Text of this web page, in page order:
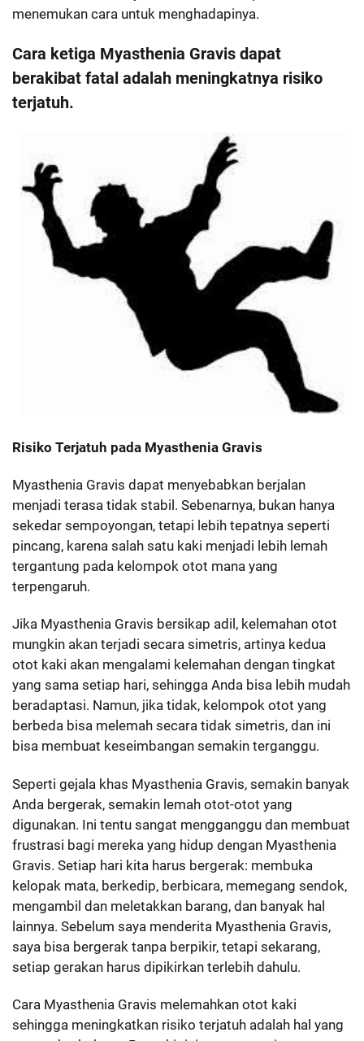
menemukan cara untuk menghadapinya.
Cara ketiga Myasthenia Gravis dapat
berakibat fatal adalah meningkatnya risiko
terjatuh.
Risiko Terjatuh pada Myasthenia Gravis
Myasthenia Gravis dapat menyebabkan berjalan
menjadi terasa tidak stabil. Sebenarnya, bukan hanya
sekedar sempoyongan, tetapi lebih tepatnya seperti
pincang, karena salah satu kaki menjadi lebih lemah
tergantung pada kelompok otot mana yang
terpengaruh.
Jika Myasthenia Gravis bersikap adil, kelemahan otot
mungkin akan terjadi secara simetris, artinya kedua
otot kaki akan mengalami kelemahan dengan tingkat
yang sama setiap hari, sehingga Anda bisa lebih mudah
beradaptasi. Namun, jika tidak, kelompok otot yang
berbeda bisa melemah secara tidak simetris, dan ini
bisa membuat keseimbangan semakin terganggu.
Seperti gejala khas Myasthenia Gravis, semakin banyak
Anda bergerak, semakin lemah otot-otot yang
digunakan. Ini tentu sangat mengganggu dan membuat
frustrasi bagi mereka yang hidup dengan Myasthenia
Gravis. Setiap hari kita harus bergerak: membuka
kelopak mata, berkedip, berbicara, memegang sendok,
mengambil dan meletakkan barang, dan banyak hal
lainnya. Sebelum saya menderita Myasthenia Gravis,
saya bisa bergerak tanpa berpikir, tetapi sekarang,
setiap gerakan harus dipikirkan terlebih dahulu.
Cara Myasthenia Gravis melemahkan otot kaki
sehingga meningkatkan risiko terjatuh adalah hal yang